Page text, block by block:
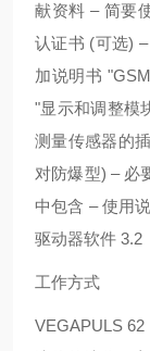
献资料 – 简要
认证书 (可选)
加说明书
"显示和调整模
测量传感器的
对防爆型) – 必
中包含 – 使用
驱动器软件 3.2
工作方式
VEGAPULS